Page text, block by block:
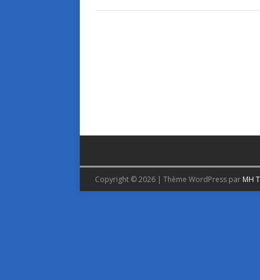
Copyright © 2026 | Thème WordPress par MH